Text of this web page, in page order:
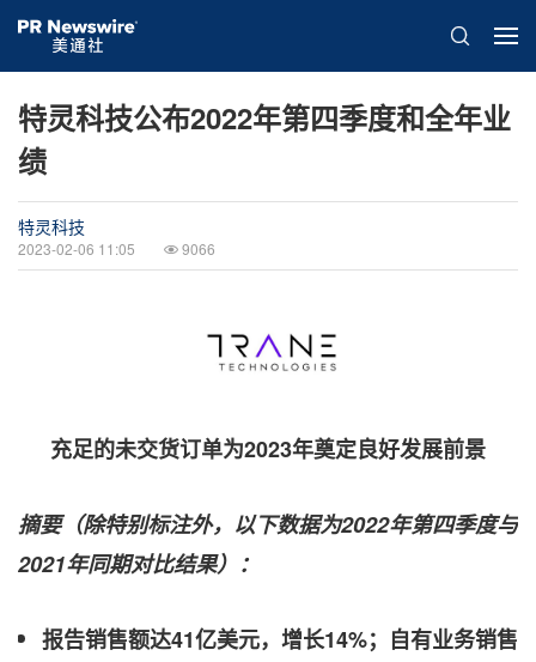
特灵科技公布2022年第四季度和全年业
绩
特灵科技
2023-02-06 11:05 9066
充足的未交货订单为2023年奠定良好发展前景
摘要（除特别标注外，以下数据为2022年第四季度与
2021年同期对比结果）：
报告销售额达41亿美元，增长14%；自有业务销售